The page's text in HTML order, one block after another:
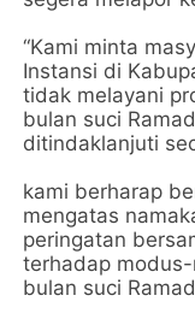
“Kami minta
Instansi di
tidak melayani
bulan suci
ditindaklanjuti
kami berharap
mengatas
peringatan
terhadap
bulan suci